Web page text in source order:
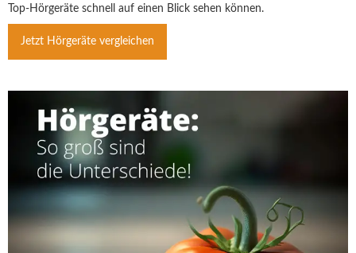
Top-Hörgeräte schnell auf einen Blick sehen können.
Jetzt Hörgeräte vergleichen